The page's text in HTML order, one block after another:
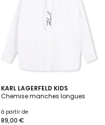
KARL LAGERFELD KIDS
Chemise manches longues
à partir de
89,00 €